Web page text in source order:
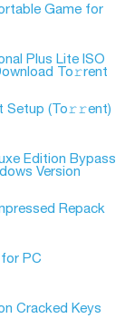
Game for
Plus Lite ISO
To𝚛rent
Setup (To𝚛𝚛еnt)
Edition Bypass
Version
Repack
PC
Cracked Keys